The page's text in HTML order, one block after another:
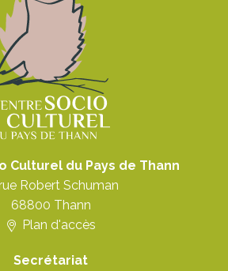
Culturel du Pays de Thann
Robert Schuman
68800 Thann
Plan d'accès
Secrétariat